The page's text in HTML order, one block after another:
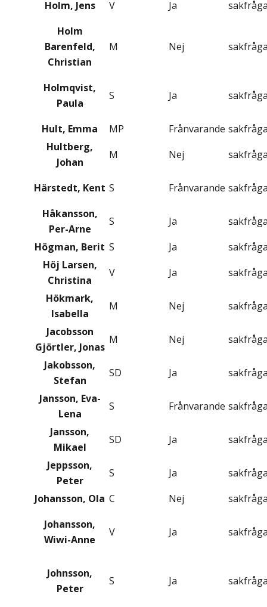
Holm, Jens
V Ja
Holm
Barenfeld,
Christian
M Nej
Holmqvist,
Paula
S Ja
Hult, Emma MP Frånvarande
Hultberg,
Johan
M Nej
Härstedt, Kent S Frånvarande
Håkansson,
Per-Arne
S Ja
Högman, Berit S Ja
Höj Larsen,
Christina
V Ja
Hökmark,
Isabella
M Nej
Jacobsson
Gjörtler, Jonas
M Nej
Jakobsson,
Stefan
SD Ja
Jansson, Eva-
Lena
S Frånvarande
Jansson,
Mikael
SD Ja
Jeppsson,
Peter
S Ja
Johansson, Ola C Nej
Johansson,
Wiwi-Anne
V Ja
Johnsson,
Peter
S Ja